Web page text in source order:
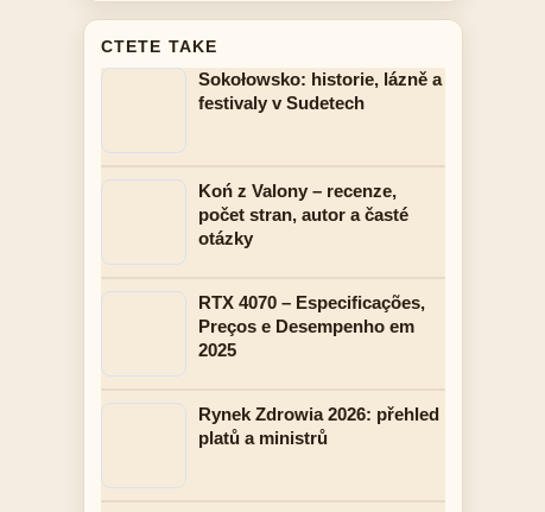
CTETE TAKE
Sokołowsko: historie, lázně a
festivaly v Sudetech
Koń z Valony – recenze,
počet stran, autor a časté
otázky
RTX 4070 – Especificações,
Preços e Desempenho em
2025
Rynek Zdrowia 2026: přehled
platů a ministrů